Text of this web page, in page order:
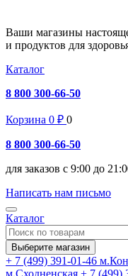
Ваши магазины
и продуктов для
Каталог
8 800 300-66-50
Корзина 0 ₽ 0
8 800 300-66-50
для заказов с 9:00 до
Написать нам письмо
Каталог
Выберите магазин
+ 7 (499) 391-01-46
м.Сходненская + 7 (499)